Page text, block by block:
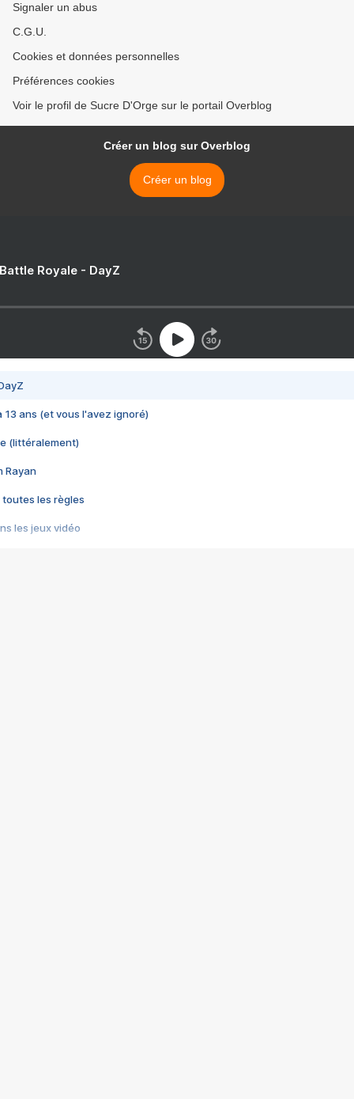
Signaler un abus
C.G.U.
Cookies et données personnelles
Préférences cookies
Voir le profil de Sucre D'Orge sur le portail Overblog
Créer un blog sur Overblog
Créer un blog
Royale - DayZ
13 ans (et vous l'avez ignoré)
(littéralement)
Rayan
toutes les règles
les jeux vidéo